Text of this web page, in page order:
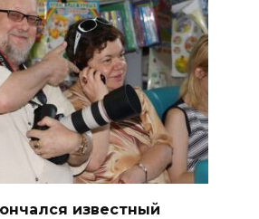
известный